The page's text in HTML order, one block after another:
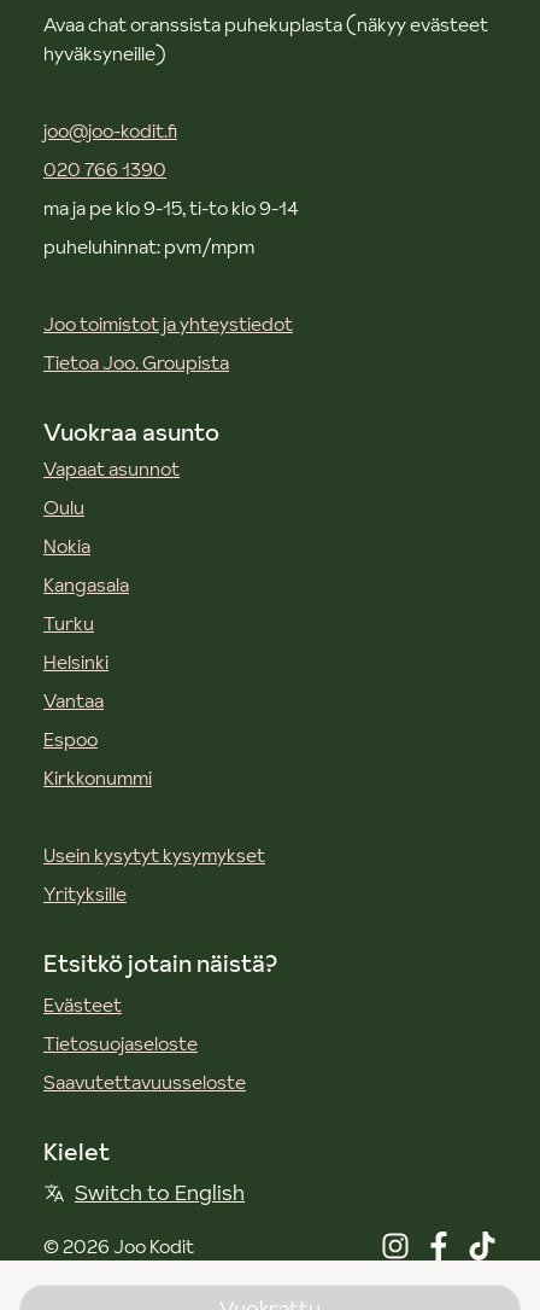
Avaa chat oranssista puhekuplasta (näkyy evästeet
hyväksyneille)
joo@joo-kodit.fi
020 766 1390
ma ja pe klo 9-15, ti-to klo 9-14
puheluhinnat: pvm/mpm
Joo toimistot ja yhteystiedot
Tietoa Joo. Groupista
Vuokraa asunto
Vapaat asunnot
Oulu
Nokia
Kangasala
Turku
Helsinki
Vantaa
Espoo
Kirkkonummi
Usein kysytyt kysymykset
Yrityksille
Etsitkö jotain näistä?
Evästeet
Tietosuojaseloste
Saavutettavuusseloste
Kielet
Switch to English
©2026Joo Kodit